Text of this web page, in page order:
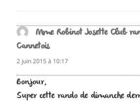
Mme Robinot Josette Club
Cannetoisdit :
2 juin 2015 à 10:17
Bonjour,
Super cette rando de dimanche